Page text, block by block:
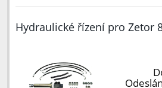
Hydraulické řízení pro Zetor